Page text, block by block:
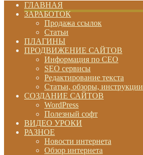
ГЛАВНАЯ
ЗАРАБОТОК
Продажа ссылок
Статьи
ПЛАГИНЫ
ПРОДВИЖЕНИЕ САЙТОВ
Информация по СЕО
SEO сервисы
Редактирование текста
Статьи, обзоры, инструкции
СОЗДАНИЕ САЙТОВ
WordPress
Полезный софт
ВИДЕО УРОКИ
РАЗНОЕ
Новости интернета
Обзор интернета